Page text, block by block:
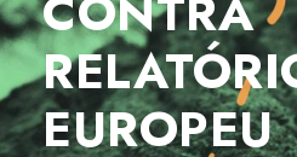
EUROPEU